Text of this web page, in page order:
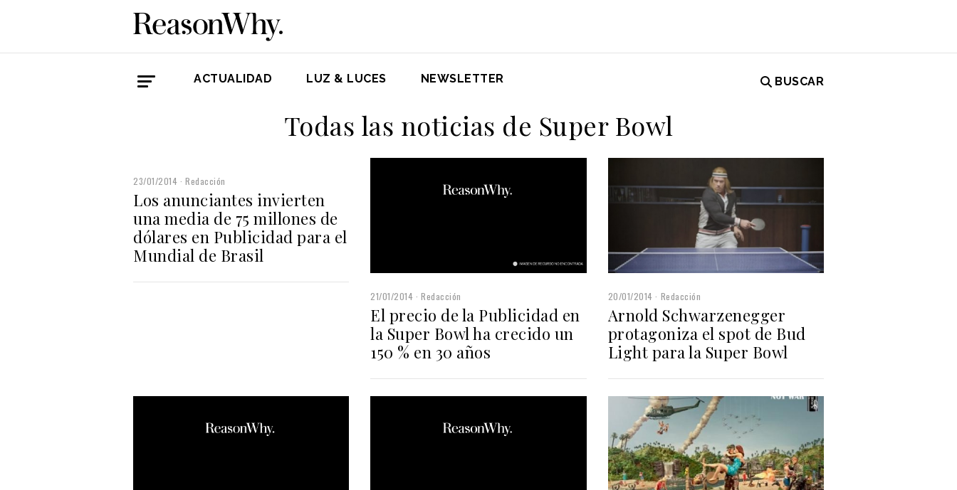
ACTUALIDAD LUZ & LUCES NEWSLETTER BUSCAR
Todas las noticias de Super Bowl
23/01/2014 Redacción
Los anunciantes invierten
una media de 75 millones de
dólares en Publicidad para el
Mundial de Brasil
21/01/2014 Redacción
El precio de la Publicidad en
la Super Bowl ha crecido un
150 % en 30 años
20/01/2014 Redacción
Arnold Schwarzenegger
protagoniza el spot de Bud
Light para la Super Bowl